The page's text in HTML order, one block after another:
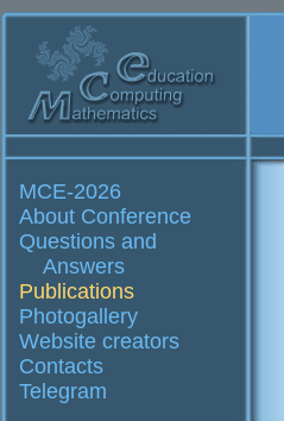
MCE-2026
About Conference
Questions and
Answers
Publications
Photogallery
Website creators
Contacts
Telegram